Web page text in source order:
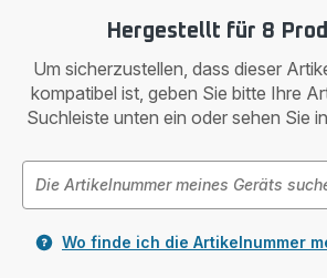
Hergestellt für 8
Um sicherzustellen, dass dieser
kompatibel ist, geben Sie bitte Ihre
Suchleiste unten ein oder sehen Sie
Wo finde ich die Artikelnummer